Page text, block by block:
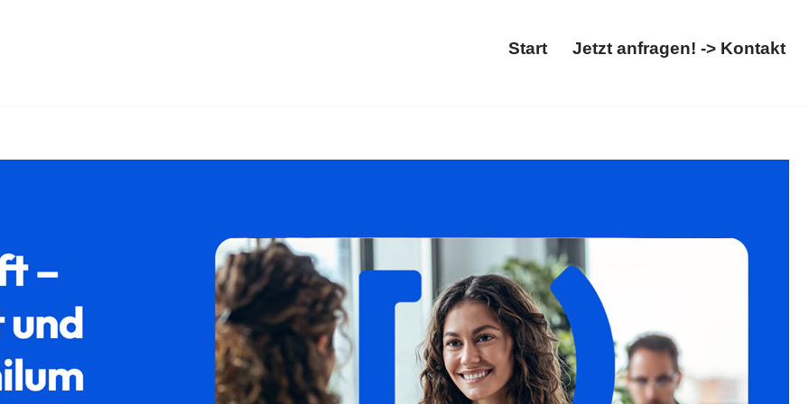
Start Jetzt anfragen! -> Kontakt
Rechtsanwalt. Gemeinsam zu Spitzenleistungen ✉.